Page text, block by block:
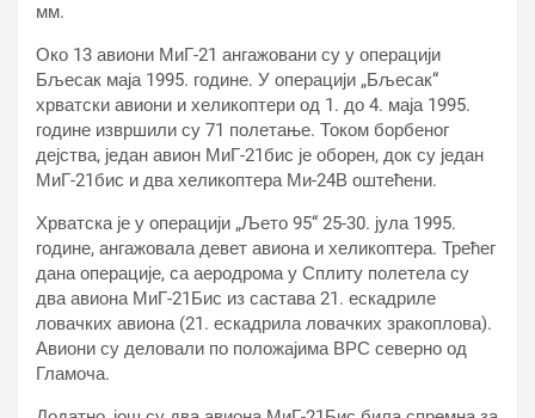
мм.
Око 13 авиони МиГ-21 ангажовани су у операцији
Бљесак маја 1995. године. У операцији „Бљесак“
хрватски авиони и хеликоптери од 1. до 4. маја 1995.
године извршили су 71 полетање. Током борбеног
дејства, један авион МиГ-21бис је оборен, док су један
МиГ-21бис и два хеликоптера Ми-24В оштећени.
Хрватска је у операцији „Љето 95“ 25-30. јула 1995.
године, ангажовала девет авиона и хеликоптера. Трећег
дана операције, са аеродрома у Сплиту полетела су
два авиона МиГ-21Бис из састава 21. ескадриле
ловачких авиона (21. ескадрила ловачких зракоплова).
Авиони су деловали по положајима ВРС северно од
Гламоча.